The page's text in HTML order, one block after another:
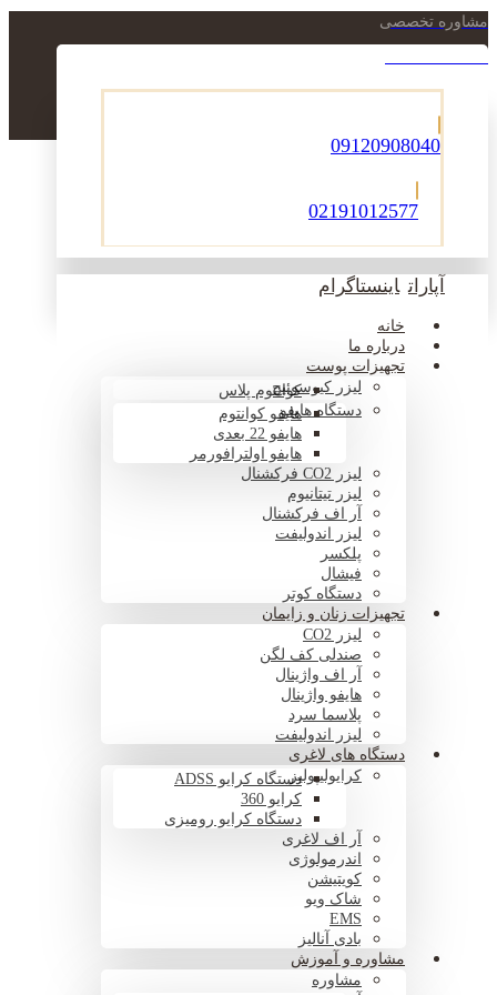
مشاوره تخصصی
09120908040
02191012577
آپارات اینستاگرام
خانه
درباره ما
تجهیزات پوست
لیزر کیوسوئیچکوانتوم پلاس
دستگاه هایفوهایفو کوانتوم
هایفو 22 بعدی
هایفو اولترافورمر
لیزر CO2 فرکشنال
لیزر تیتانیوم
آر اف فرکشنال
لیزر اندولیفت
پلکسر
فیشال
دستگاه کوتر
تجهیزات زنان و زایمان
لیزر CO2
صندلی کف لگن
آر اف واژینال
هایفو واژینال
پلاسما سرد
لیزر اندولیفت
دستگاه های لاغری
کرایولیپولیزدستگاه کرایو ADSS
کرایو 360
دستگاه کرایو رومیزی
آر اف لاغری
اندرمولوژی
کویتیشن
شاک ویو
EMS
بادی آنالیز
مشاوره و آموزش
مشاوره